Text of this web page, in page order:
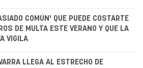
COMÚN' QUE PUEDE COSTARTE
DE MULTA ESTE VERANO Y QUE LA
VIGILA
LLEGA AL ESTRECHO DE